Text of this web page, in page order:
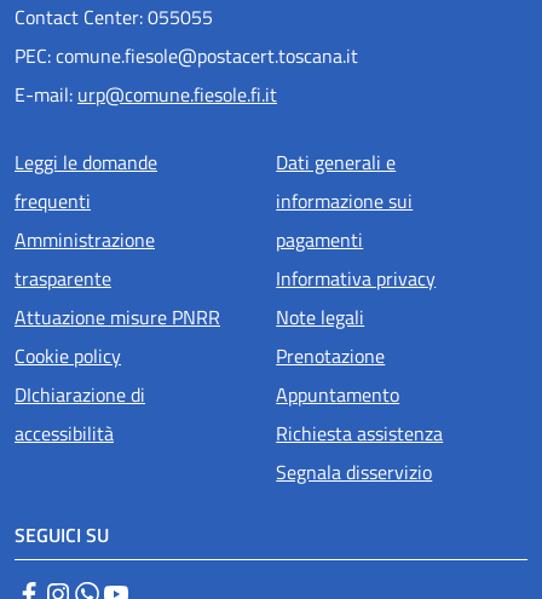
Contact Center: 055055
PEC: comune.fiesole@postacert.toscana.it
E-mail: urp@comune.fiesole.fi.it
Menu piè di pagina
Leggi le domande
frequenti
Amministrazione
trasparente
Attuazione misure PNRR
Cookie policy
DIchiarazione di
accessibilità
Dati generali e
informazione sui
pagamenti
Informativa privacy
Note legali
Prenotazione
Appuntamento
Richiesta assistenza
Segnala disservizio
SEGUICI SU
Facebook
Instagram
WhatsApp